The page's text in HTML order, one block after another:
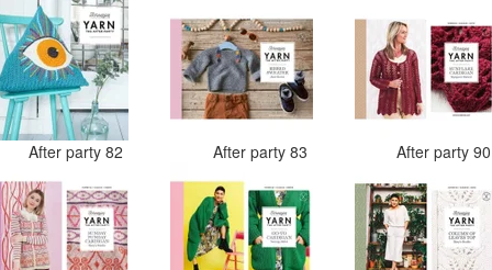
After party 82 After party 83 After party 90